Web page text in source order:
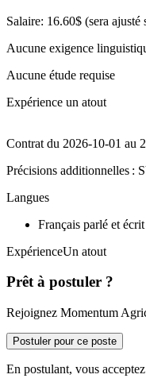
Salaire: 16.60$ (sera ajusté
Aucune exigence
Aucune étude requise
Expérience un atout
Contrat du 2026-10-01 au
Précisions additionnelles :
Langues
Français parlé et
ExpérienceUn atout
Prêt à postuler ?
Rejoignez Momentum
Postuler pour ce poste
En postulant, vous